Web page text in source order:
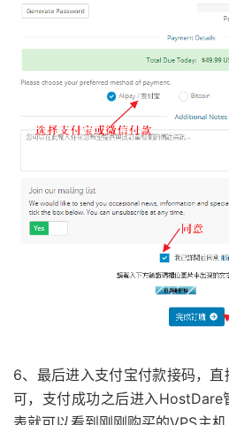
6、最后进入支付宝付款接码，
可，支付成功之后进入HostDare